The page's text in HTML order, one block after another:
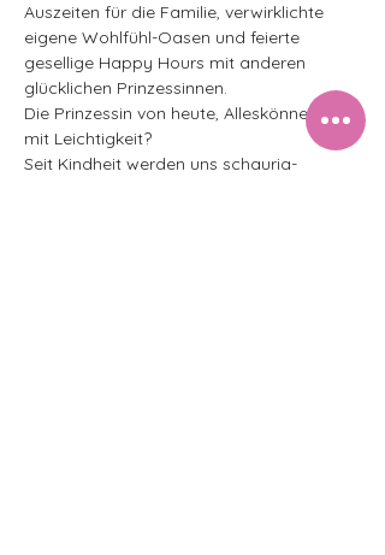
Auszeiten für die Familie, verwirklichte
eigene Wohlfühl-Oasen und feierte
gesellige Happy Hours mit anderen
glücklichen Prinzessinnen.
Die Prinzessin von heute, Alleskönnerin
mit Leichtigkeit?
Seit Kindheit werden uns schaurig-